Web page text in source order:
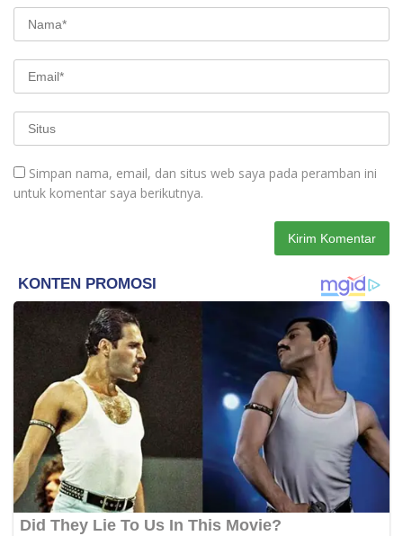
Simpan nama, email, dan situs web saya pada peramban ini
untuk komentar saya berikutnya.